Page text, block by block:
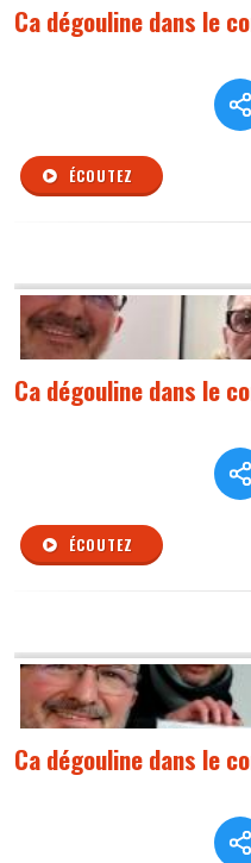
Ca dégouline dans le
ÉCOUTEZ
Ca dégouline dans le
ÉCOUTEZ
Ca dégouline dans le